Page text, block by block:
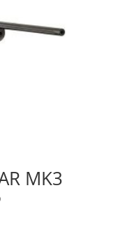
MK3